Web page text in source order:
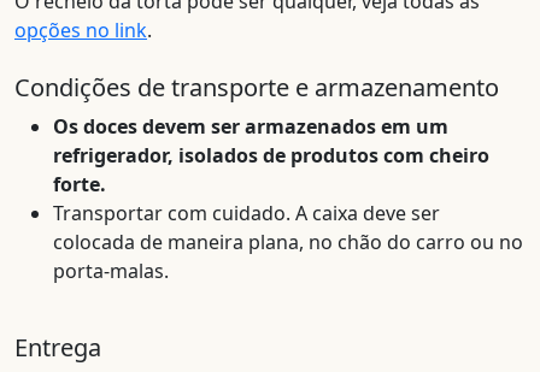
opções no link.
Condições de transporte e armazenamento
Os doces devem ser armazenados em um
refrigerador, isolados de produtos com cheiro
forte.
Transportar com cuidado. A caixa deve ser
colocada de maneira plana, no chão do carro ou no
porta-malas.
Entrega